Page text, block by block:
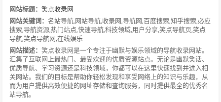
网站标题： 笑点收录网
网站关键词： 名站导航 网站导航 收录网 导航网 百度搜索 知乎搜索 必应
搜索 导航资源 热门站点 快速导航 科技领域 用户分享 笑点导航页 笑点
导航 笑点导航网 在线娱乐
网站描述： 笑点收录网是一个专注于幽默与娱乐领域的导航收录网站。
汇集了互联网上最热门、最受欢迎的优质资源站点。无论是幽默笑话、
优质导航、学习资源还是科技领域，你都可以在这里快速找到并进入相
关网站。我们的目标是帮助你轻松发现和享受网络上的知识与乐趣，从
而为用户提供高效便捷的网址存储和查询服务，同时提供最全的优秀名
站导航。